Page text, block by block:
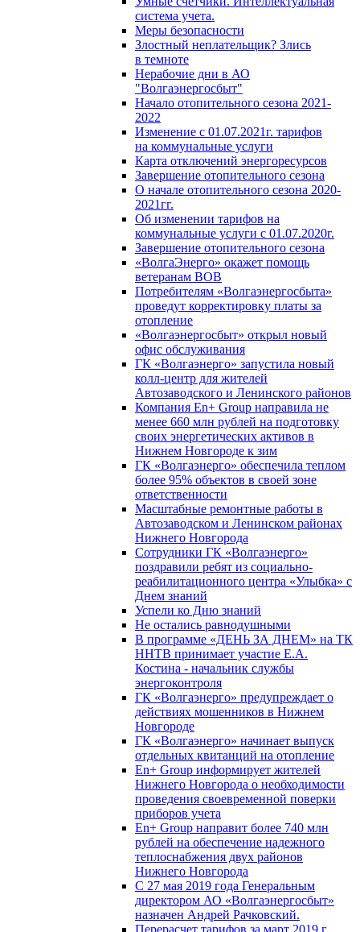
система учета.
Меры безопасности
Злостный неплательщик? Злись
в темноте
Нерабочие дни в АО
"Волгаэнергосбыт"
Начало отопительного сезона 2021-
2022
Изменение с 01.07.2021г. тарифов
на коммунальные услуги
Карта отключений энергоресурсов
Завершение отопительного сезона
О начале отопительного сезона 2020-
2021гг.
Об изменении тарифов на
коммунальные услуги с 01.07.2020г.
Завершение отопительного сезона
«ВолгаЭнерго» окажет помощь
ветеранам ВОВ
Потребителям «Волгаэнергосбыта»
проведут корректировку платы за
отопление
«Волгаэнергосбыт» открыл новый
офис обслуживания
ГК «Волгаэнерго» запустила новый
колл-центр для жителей
Автозаводского и Ленинского районов
Компания En+ Group направила не
менее 660 млн рублей на подготовку
своих энергетических активов в
Нижнем Новгороде к зим
ГК «Волгаэнерго» обеспечила теплом
более 95% объектов в своей зоне
ответственности
Масштабные ремонтные работы в
Автозаводском и Ленинском районах
Нижнего Новгорода
Сотрудники ГК «Волгаэнерго»
поздравили ребят из социально-
реабилитационного центра «Улыбка» с
Днем знаний
Успели ко Дню знаний
Не остались равнодушными
В программе «ДЕНЬ ЗА ДНЕМ» на ТК
ННТВ принимает участие Е.А.
Костина - начальник службы
энергоконтроля
ГК «Волгаэнерго» предупреждает о
действиях мошенников в Нижнем
Новгороде
ГК «Волгаэнерго» начинает выпуск
отдельных квитанций на отопление
En+ Group информирует жителей
Нижнего Новгорода о необходимости
проведения своевременной поверки
приборов учета
En+ Group направит более 740 млн
рублей на обеспечение надежного
теплоснабжения двух районов
Нижнего Новгорода
С 27 мая 2019 года Генеральным
директором АО «Волгаэнергосбыт»
назначен Андрей Рачковский.